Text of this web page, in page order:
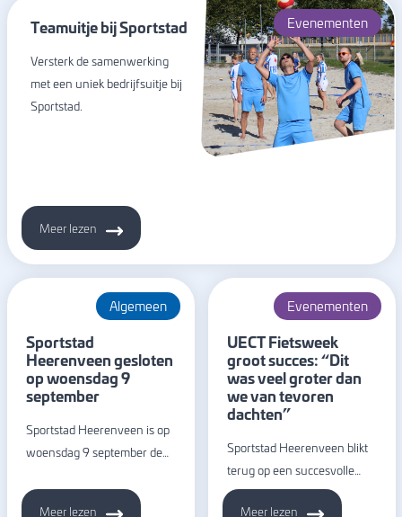
Teamuitje bij Sportstad
Versterk de samenwerking
met een uniek bedrijfsuitje bij
Sportstad.
Evenementen
Meer lezen
Sportstad
Heerenveen gesloten
op woensdag 9
september
Sportstad Heerenveen is op
woensdag 9 september de…
Algemeen
Meer lezen
UECT Fietsweek
groot succes: “Dit
was veel groter dan
we van tevoren
dachten”
Sportstad Heerenveen blikt
terug op een succesvolle…
Evenementen
Meer lezen